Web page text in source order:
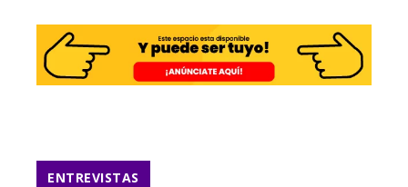
ENTREVISTAS